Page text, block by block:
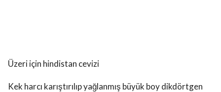
Üzeri için hindistan cevizi
Kek harcı karıştırılıp yağlanmış büyük boy dikdörtgen